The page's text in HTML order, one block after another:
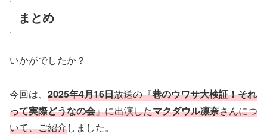
まとめ
いかがでしたか？
今回は、 2025年4月16日放送の『巷のウワサ大検証！それ
って実際どうなの会』に出演したマクダウル凛奈さんにつ
いて、ご紹介しました。